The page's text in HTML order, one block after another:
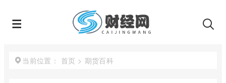
当前位置： 首页 > 期货百科